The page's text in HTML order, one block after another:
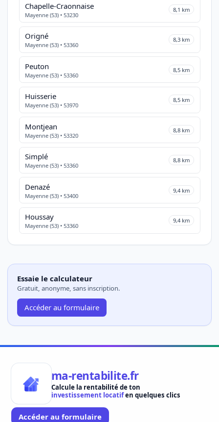
Chapelle-Craonnaise
Mayenne (53) • 53230
8,1 km
Origné
Mayenne (53) • 53360
8,3 km
Peuton
Mayenne (53) • 53360
8,5 km
Huisserie
Mayenne (53) • 53970
8,5 km
Montjean
Mayenne (53) • 53320
8,8 km
Simplé
Mayenne (53) • 53360
8,8 km
Denazé
Mayenne (53) • 53400
9,4 km
Houssay
Mayenne (53) • 53360
9,4 km
Essaie le calculateur
Gratuit, anonyme, sans inscription.
Accéder au formulaire
ma-rentabilite.fr
Calcule la rentabilité de ton
investissement locatifen quelques clics
Accéder au formulaire